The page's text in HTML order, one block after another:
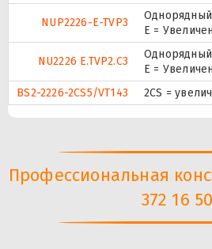
NUP2226-E-TVP3
E =
NU2226 E.TVP2.C3
E =
BS2-2226-2CS5/VT143
2CS =
Профессиональная
372 16 50